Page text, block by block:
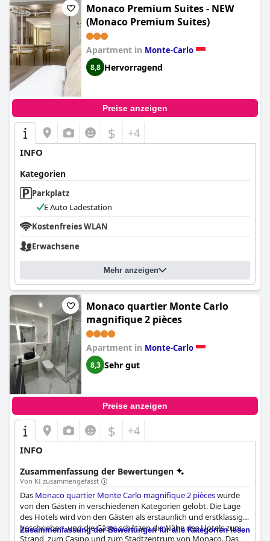
Monaco Premium Suites - NEW
(Monaco Premium Suites)
Apartment in Monte-Carlo
8,8 Hervorragend
Preise anzeigen
$ +4
INFO
Kategorien
Parkplatz
E Auto Ladestation
Kostenfreies WLAN
Erwachsene
Mehr anzeigen
Monaco quartier Monte Carlo
magnifique 2 pièces
Apartment in Monte-Carlo
8,3 Sehr gut
Preise anzeigen
$ +4
INFO
Zusammenfassung der Bewertungen
Von KI zusammengefasst
Das Monaco quartier Monte Carlo magnifique 2 pièceswurde
von den Gästen in verschiedenen Kategorien gelobt. Die Lage
des Hotels wird von den Gästen als erstaunlich und erstklassig
beschrieben, und die Gäste schätzen die Nähe des Hotels zum
Strand, zum Casino und zum Stadtzentrum von Monaco. Das
Zusammenfassung der Bewertungen für alle Kategorien lesen